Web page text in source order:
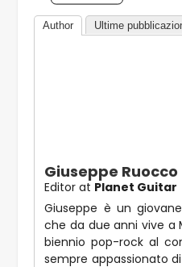
Author Ultime
Giuseppe Ruocco
Editor at Planet Guitar
Giuseppe è un
che da due anni vive a
biennio pop-rock al
sempre appassionato